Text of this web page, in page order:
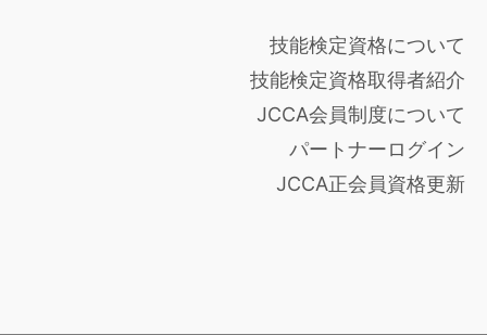
技能検定資格について
技能検定資格取得者紹介
JCCA会員制度について
パートナーログイン
JCCA正会員資格更新